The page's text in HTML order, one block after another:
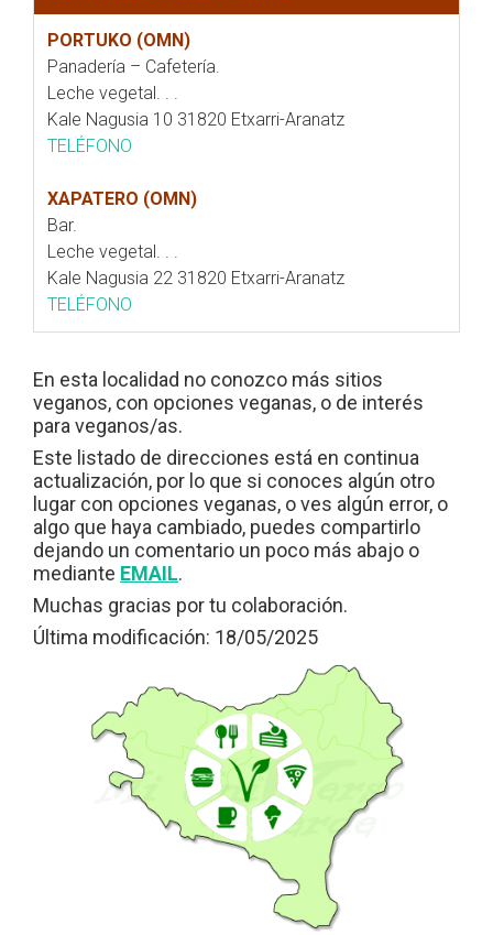
PORTUKO (OMN)
Panadería – Cafetería.
Leche vegetal. . .
Kale Nagusia 10 31820 Etxarri-Aranatz
TELÉFONO
XAPATERO (OMN)
Bar.
Leche vegetal. . .
Kale Nagusia 22 31820 Etxarri-Aranatz
TELÉFONO
En esta localidad no conozco más sitios
veganos, con opciones veganas, o de interés
para veganos/as.
Este listado de direcciones está en continua
actualización, por lo que si conoces algún otro
lugar con opciones veganas, o ves algún error, o
algo que haya cambiado, puedes compartirlo
dejando un comentario un poco más abajo o
mediante EMAIL.
Muchas gracias por tu colaboración.
Última modificación: 18/05/2025